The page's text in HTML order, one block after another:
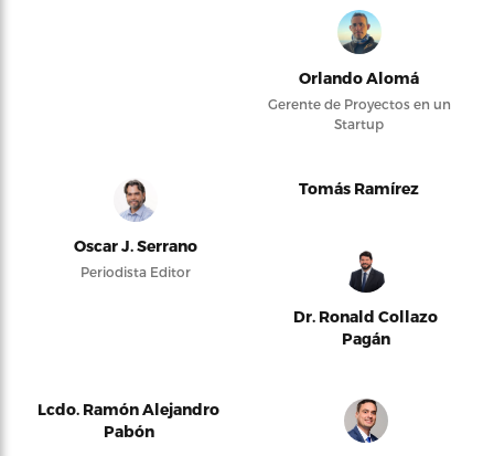
Orlando Alomá
Gerente de Proyectos en un
Startup
Oscar J. Serrano
Periodista Editor
Tomás Ramírez
Dr. Ronald Collazo
Pagán
Lcdo. Ramón Alejandro
Pabón